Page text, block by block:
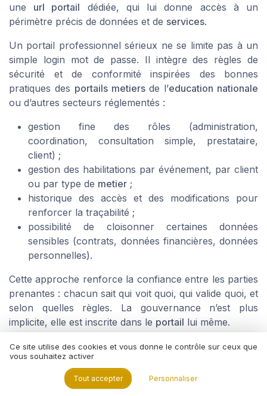
une url portail dédiée, qui lui donne accès à un
périmètre précis de données et de services.
Un portail professionnel sérieux ne se limite pas à un
simple login mot de passe. Il intègre des règles de
sécurité et de conformité inspirées des bonnes
pratiques des portails metiersde l’education nationale
ou d’autres secteurs réglementés :
gestion fine des rôles (administration,
coordination, consultation simple, prestataire,
client) ;
gestion des habilitations par événement, par client
ou par type de metier ;
historique des accès et des modifications pour
renforcer la traçabilité ;
possibilité de cloisonner certaines données
sensibles (contrats, données financières, données
personnelles).
Cette approche renforce la confiance entre les parties
prenantes : chacun sait qui voit quoi, qui valide quoi, et
selon quelles règles. La gouvernance n’est plus
implicite, elle est inscrite dans le portail lui même.
Un espace partagé pour orchestrer
prestataires et clients
Pour les professionnels de l’événementiel B2B, la
Ce site utilise des cookies et vous donne le contrôle sur ceux que
vous souhaitez activer
Tout accepter Personnaliser